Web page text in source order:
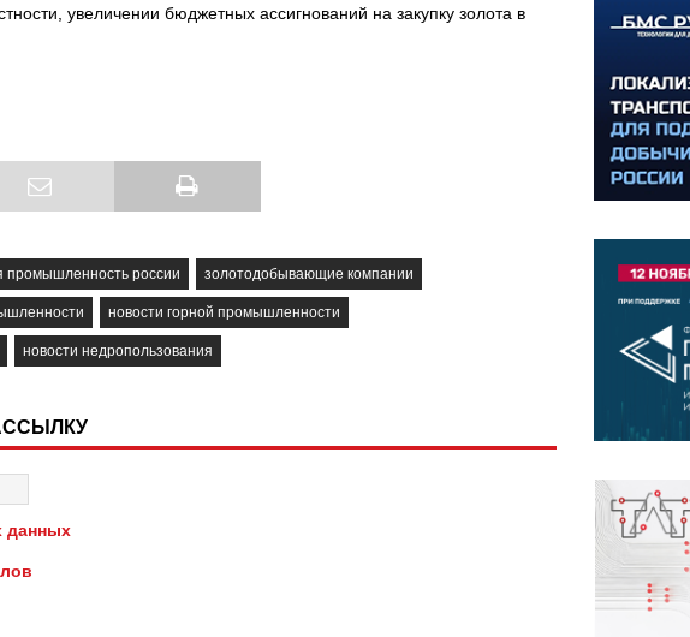
увеличении бюджетных ассигнований на закупку золота в
россии золотодобывающие компании
новости горной промышленности
новости недропользования
данных